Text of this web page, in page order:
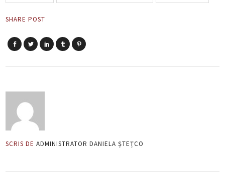
SHARE POST
SCRIS DE ADMINISTRATOR DANIELA ȘTEȚCO